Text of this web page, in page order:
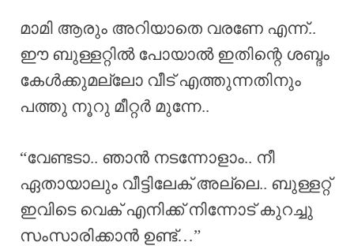
മാമി ആരും അറിയാതെ വരണേ എന്ന്..
ഈ ബുള്ളറ്റിൽ പോയാൽ ഇതിന്റെ ശബ്ദം
കേൾക്കുമല്ലോ വീട് എത്തുന്നതിനും
പത്തു നൂറു മീറ്റർ മുന്നേ..
“വേണ്ടടാ.. ഞാൻ നടന്നോളാം.. നീ
ഏതായാലും വീട്ടിലേക് അല്ലെ.. ബുള്ളറ്റ്
ഇവിടെ വെക് എനിക്ക് നിന്നോട് കുറച്ചു
സംസാരിക്കാൻ ഉണ്ട്…”